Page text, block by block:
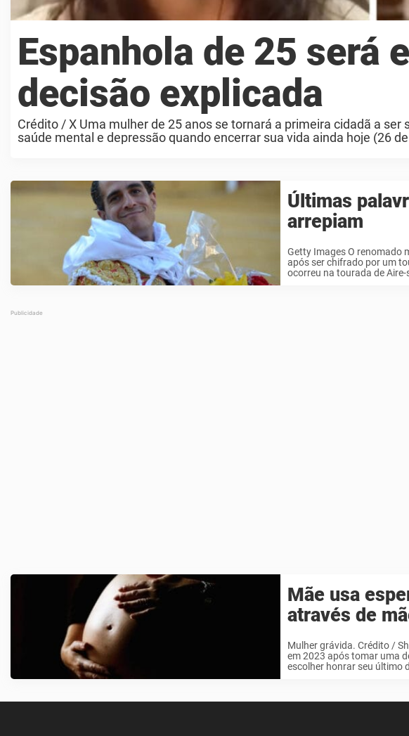
Espanhola de 25 será
decisão explicada
Crédito / X Uma mulher de 25 anos se tornará a primeira cidadã a
saúde mental e depressão quando encerrar sua vida ainda hoje (26
Últimas
arrepiam
Getty Images O renomado
após ser chifrado por um
ocorreu na tourada de Aire-
Mãe usa
através de
Mulher grávida. Crédito /
em 2023 após tomar uma
escolher honrar seu último